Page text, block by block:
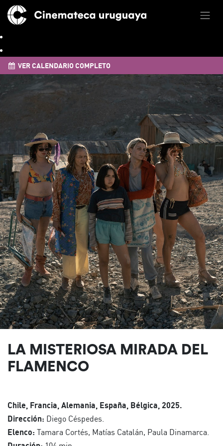
VER CALENDARIO COMPLETO
LA MISTERIOSA MIRADA DEL
FLAMENCO
Chile, Francia, Alemania, España, Bélgica, 2025.
Dirección: Diego Céspedes.
Elenco: Tamara Cortés, Matías Catalán, Paula Dinamarca.